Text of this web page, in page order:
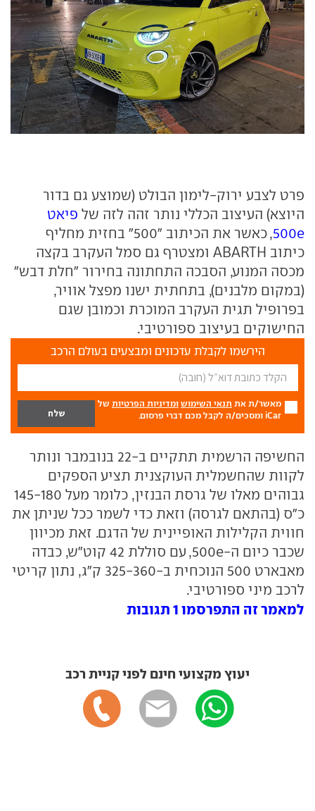
פרט לצבע ירוק-לימון הבולט (שמוצע גם בדור
היוצא) העיצוב הכללי נותר זהה לזה של פיאט
500e
, כאשר את הכיתוב "500" בחזית מחליף
כיתוב ABARTH ומצטרף גם סמל העקרב בקצה
מכסה המנוע, הסבכה התחתונה בחירור "חלת דבש"
(במקום מלבנים), בתחתית ישנו מפצל אוויר,
בפרופיל תגית העקרב המוכרת וכמובן שגם
החישוקים בעיצוב ספורטיבי.
הירשמו לקבלת עדכונים ומבצעים בעולם הרכב
מאשר/ת את תנאי השימוש ומדיניות הפרטיות של
iCar ומסכים/ה לקבל מכם דברי פרסום.
החשיפה הרשמית תתקיים ב-22 בנובמבר ונותר
לקוות שהחשמלית העוקצנית תציע הספקים
גבוהים מאלו של גרסת הבנזין, כלומר מעל 145-180
כ"ס (בהתאם לגרסה) וזאת כדי לשמר ככל שניתן את
חווית הקלילות האופיינית של הדגם. זאת מכיוון
שכבר כיום ה-500e, עם סוללת 42 קוט"ש, כבדה
מאבארט 500 הנוכחית ב-325-360 ק"ג, נתון קריטי
לרכב מיני ספורטיבי.
למאמר זה התפרסמו 1 תגובות
יעוץ מקצועי חינם לפני קניית רכב